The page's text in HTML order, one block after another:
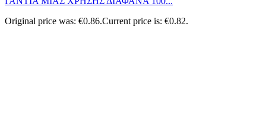
Original price was: €0.86.Current price is: €0.82.